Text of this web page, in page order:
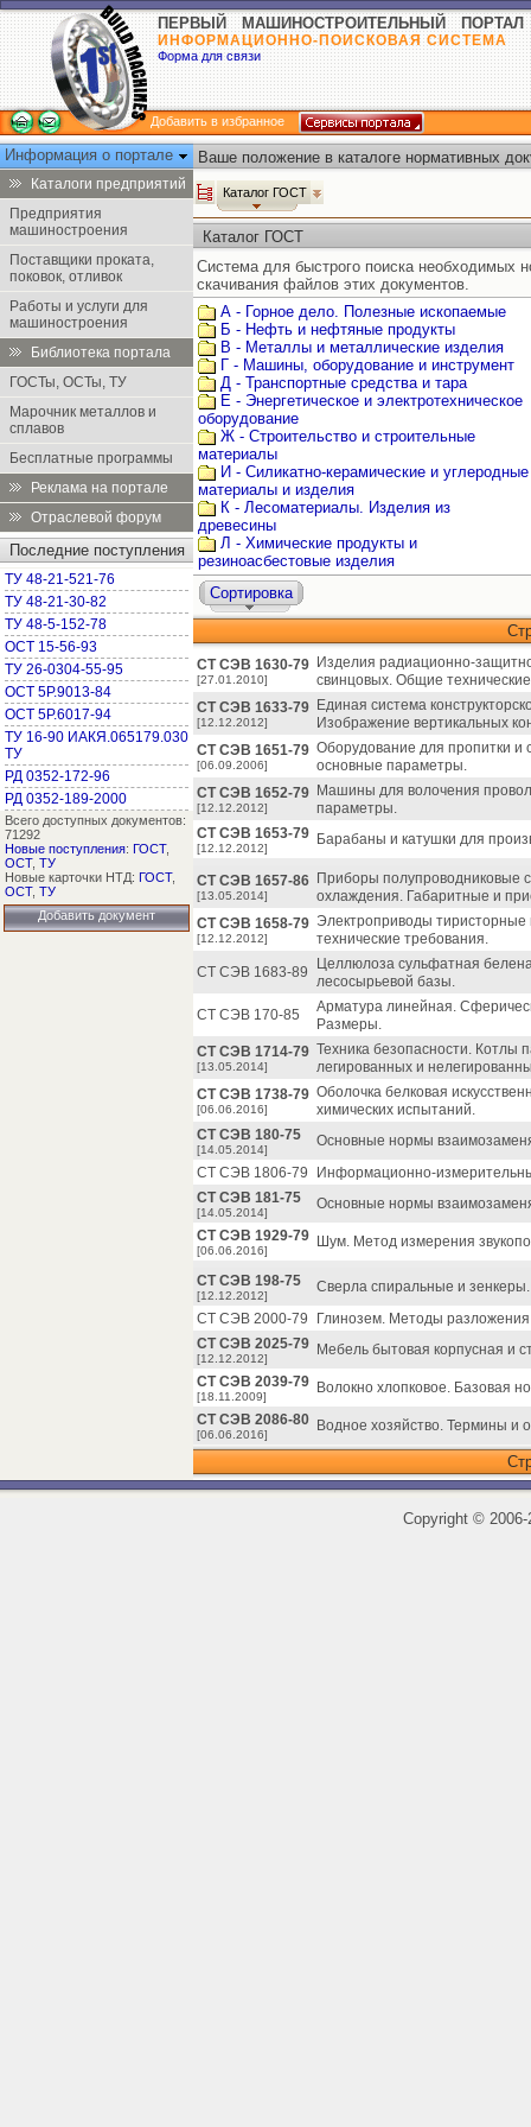
ПЕРВЫЙ МАШИНОСТРОИТЕЛЬНЫЙ ПОРТАЛ
ИНФОРМАЦИОННО-ПОИСКОВАЯ СИСТЕМА
Форма для связи
Добавить в избранное
Информация о портале
Каталоги предприятий
Предприятия
машиностроения
Поставщики проката,
поковок, отливок
Работы и услуги для
машиностроения
Библиотека портала
ГОСТы, ОСТы, ТУ
Марочник металлов и
сплавов
Бесплатные программы
Реклама на портале
Отраслевой форум
Последние поступления
ТУ 48-21-521-76
ТУ 48-21-30-82
ТУ 48-5-152-78
ОСТ 15-56-93
ТУ 26-0304-55-95
ОСТ 5Р.9013-84
ОСТ 5Р.6017-94
ТУ 16-90 ИАКЯ.065179.030
ТУ
РД 0352-172-96
РД 0352-189-2000
Всего доступных документов:
71292
Новые поступления: ГОСТ,
ОСТ, ТУ
Новые карточки НТД: ГОСТ,
ОСТ, ТУ
Добавить документ
Ваше положение в каталоге нормативных
Каталог ГОСТ
Каталог ГОСТ
Система для быстрого поиска необходимых
скачивания файлов этих документов.
А - Горное дело. Полезные ископаемые
Б - Нефть и нефтяные продукты
В - Металлы и металлические изделия
Г - Машины, оборудование и инструмент
Д - Транспортные средства и тара
Е - Энергетическое и электротехническое
оборудование
Ж - Строительство и строительные
материалы
И - Силикатно-керамические и углеродные
материалы и изделия
К - Лесоматериалы. Изделия из
древесины
Л - Химические продукты и
резиноасбестовые изделия
Сортировка
СТ СЭВ 1630-79
[27.01.2010]
Изделия радиационно-
свинцовых. Общие
СТ СЭВ 1633-79
[12.12.2012]
Единая система
Изображение вертикальных
СТ СЭВ 1651-79
[06.09.2006]
Оборудование для пропитки и
основные параметры.
СТ СЭВ 1652-79
[12.12.2012]
Машины для волочения
параметры.
СТ СЭВ 1653-79
[12.12.2012]
Барабаны и катушки для
СТ СЭВ 1657-86
[13.05.2014]
Приборы полупроводниковые
охлаждения. Габаритные и
СТ СЭВ 1658-79
[12.12.2012]
Электроприводы
технические требования.
СТ СЭВ 1683-89
Целлюлоза сульфатная
лесосырьевой базы.
СТ СЭВ 170-85
Арматура линейная.
Размеры.
СТ СЭВ 1714-79
[13.05.2014]
Техника безопасности. Котлы
легированных и
СТ СЭВ 1738-79
[06.06.2016]
Оболочка белковая
химических испытаний.
СТ СЭВ 180-75
[14.05.2014]
Основные нормы
СТ СЭВ 1806-79
Информационно-
СТ СЭВ 181-75
[14.05.2014]
Основные нормы
СТ СЭВ 1929-79
[06.06.2016]
Шум. Метод измерения
СТ СЭВ 198-75
[12.12.2012]
Сверла спиральные и
СТ СЭВ 2000-79
Глинозем. Методы
СТ СЭВ 2025-79
[12.12.2012]
Мебель бытовая корпусная и
СТ СЭВ 2039-79
[18.11.2009]
Волокно хлопковое. Базовая
СТ СЭВ 2086-80
[06.06.2016]
Водное хозяйство. Термины и
Copyright ©